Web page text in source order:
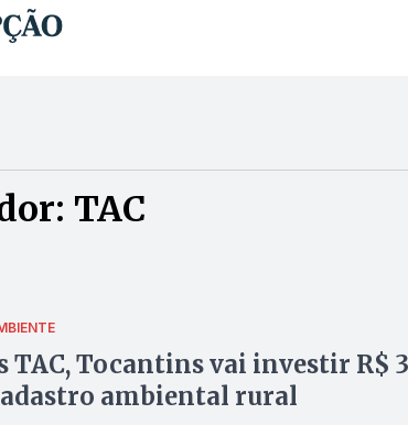
TAC
TAC, Tocantins vai investir R$
ambiental rural